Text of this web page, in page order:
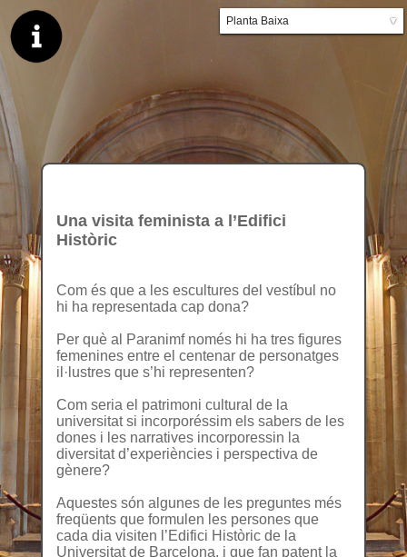
Una visita feminista a l’Edifici
Històric
Com és que a les escultures del vestíbul no
hi ha representada cap dona?
Per què al Paranimf només hi ha tres figures
femenines entre el centenar de personatges
il·lustres que s’hi representen?
Com seria el patrimoni cultural de la
universitat si incorporéssim els sabers de les
dones i les narratives incorporessin la
diversitat d’experiències i perspectiva de
gènere?
Aquestes són algunes de les preguntes més
freqüents que formulen les persones que
cada dia visiten l’Edifici Històric de la
Universitat de Barcelona, i que fan patent la
▼
Planta Baixa
Planta primera